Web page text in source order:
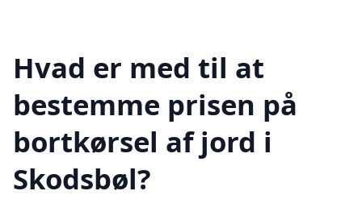
Hvad er med til at
bestemme prisen på
bortkørsel af jord i
Skodsbøl?